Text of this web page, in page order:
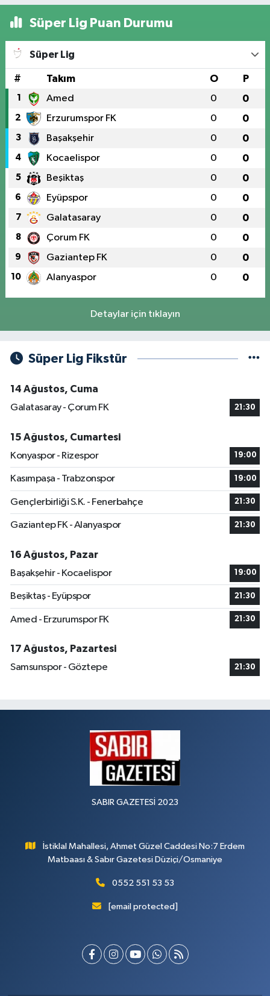
Süper Lig Puan Durumu
Süper Lig
# Takım O P
1 Amed 0 0
2 Erzurumspor FK 0 0
3 Başakşehir 0 0
4 Kocaelispor 0 0
5 Beşiktaş 0 0
6 Eyüpspor 0 0
7 Galatasaray 0 0
8 Çorum FK 0 0
9 Gaziantep FK 0 0
10 Alanyaspor 0 0
Detaylar için tıklayın
Süper Lig Fikstür
14 Ağustos, Cuma
Galatasaray - Çorum FK
21:30
15 Ağustos, Cumartesi
Konyaspor - Rizespor
19:00
Kasımpaşa - Trabzonspor 19:00
Gençlerbirliği S.K. - Fenerbahçe 21:30
Gaziantep FK - Alanyaspor 21:30
16 Ağustos, Pazar
Başakşehir - Kocaelispor
19:00
Beşiktaş - Eyüpspor 21:30
Amed - Erzurumspor FK 21:30
17 Ağustos, Pazartesi
Samsunspor - Göztepe
21:30
SABIR GAZETESİ 2023
İstiklal Mahallesi, Ahmet Güzel Caddesi No:7 Erdem
Matbaası & Sabır Gazetesi Düziçi/Osmaniye
0552 551 53 53
[email protected]